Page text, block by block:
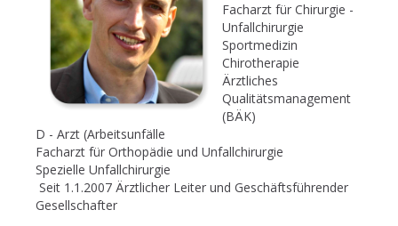
Facharzt für Chirurgie -
Unfallchirurgie
Sportmedizin
Chirotherapie
Ärztliches
Qualitätsmanagement
(BÄK)
D - Arzt (Arbeitsunfälle
Facharzt für Orthopädie und Unfallchirurgie
Spezielle Unfallchirurgie
Seit 1.1.2007 Ärztlicher Leiter und Geschäftsführender
Gesellschafter